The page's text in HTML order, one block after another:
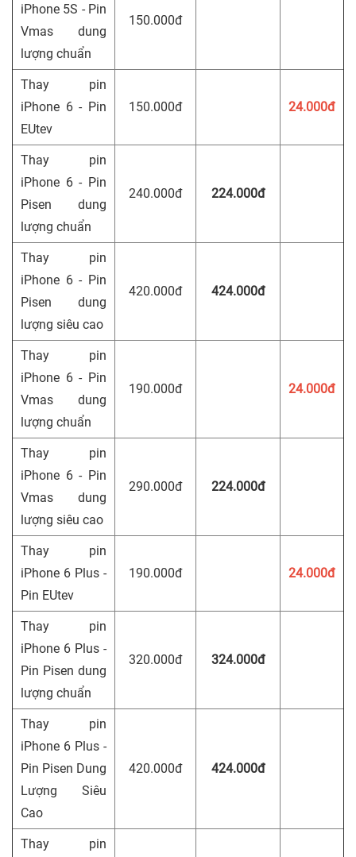
iPhone 5S - Pin
Vmas dung
lượng chuẩn
150.000đ
Thay pin
iPhone 6 - Pin
EUtev
150.000đ 24.000đ
Thay pin
iPhone 6 - Pin
Pisen dung
lượng chuẩn
240.000đ 224.000đ
Thay pin
iPhone 6 - Pin
Pisen dung
lượng siêu cao
420.000đ 424.000đ
Thay pin
iPhone 6 - Pin
Vmas dung
lượng chuẩn
190.000đ 24.000đ
Thay pin
iPhone 6 - Pin
Vmas dung
lượng siêu cao
290.000đ 224.000đ
Thay pin
iPhone 6 Plus -
Pin EUtev
190.000đ 24.000đ
Thay pin
iPhone 6 Plus -
Pin Pisen dung
lượng chuẩn
320.000đ 324.000đ
Thay pin
iPhone 6 Plus -
Pin Pisen Dung
Lượng Siêu
Cao
420.000đ 424.000đ
Thay pin